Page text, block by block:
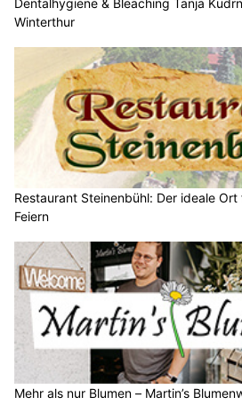
Winterthur
Restaurant Steinenbühl: Der ideale
Feiern
Mehr als nur Blumen – Martin’s